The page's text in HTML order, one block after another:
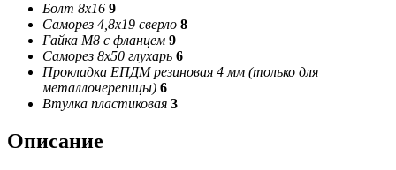
Болт 8х16 9
Саморез 4,8х19 сверло 8
Гайка М8 с фланцем 9
Саморез 8х50 глухарь 6
Прокладка ЕПДМ резиновая 4 мм (только для
металлочерепицы) 6
Втулка пластиковая 3
Описание